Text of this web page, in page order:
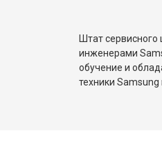
Штат сервисного
инженерами
обучение и
техники